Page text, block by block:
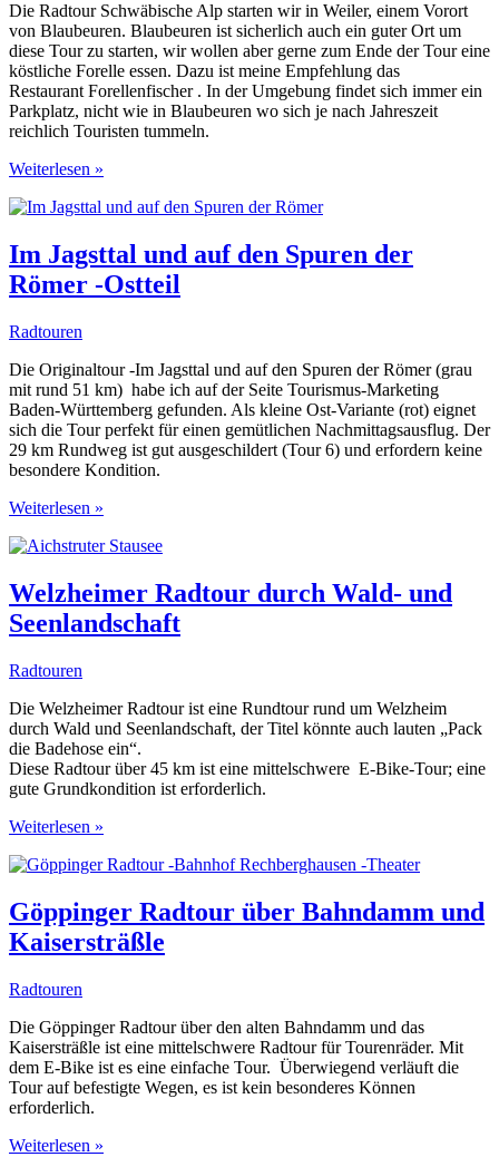
Die Radtour Schwäbische Alp starten wir in Weiler, einem Vorort
von Blaubeuren. Blaubeuren ist sicherlich auch ein guter Ort um
diese Tour zu starten, wir wollen aber gerne zum Ende der Tour eine
köstliche Forelle essen. Dazu ist meine Empfehlung das
Restaurant Forellenfischer . In der Umgebung findet sich immer ein
Parkplatz, nicht wie in Blaubeuren wo sich je nach Jahreszeit
reichlich Touristen tummeln.
Radtour
Alp
Blaubeuren
und
Mehrstetten
Weiterlesen »
Im Jagsttal und auf den Spuren der
Römer -Ostteil
Radtouren
Die Originaltour -Im Jagsttal und auf den Spuren der Römer (grau
mit rund 51 km) habe ich auf der Seite Tourismus-Marketing
Baden-Württemberg gefunden. Als kleine Ost-Variante (rot) eignet
sich die Tour perfekt für einen gemütlichen Nachmittagsausflug. Der
29 km Rundweg ist gut ausgeschildert (Tour 6) und erfordern keine
besondere Kondition.
Im
und
den
Spuren
der
-
Weiterlesen »
Welzheimer Radtour durch Wald- und
Seenlandschaft
Radtouren
Die Welzheimer Radtour ist eine Rundtour rund um Welzheim
durch Wald und Seenlandschaft, der Titel könnte auch lauten „Pack
die Badehose ein“.
Diese Radtour über 45 km ist eine mittelschwere E-Bike-Tour; eine
gute Grundkondition ist erforderlich.
Welzheimer
durch
und
Seenlandschaft
Weiterlesen »
Göppinger Radtour über Bahndamm und
Kaisersträßle
Radtouren
Die Göppinger Radtour über den alten Bahndamm und das
Kaisersträßle ist eine mittelschwere Radtour für Tourenräder. Mit
dem E-Bike ist es eine einfache Tour. Überwiegend verläuft die
Tour auf befestigte Wegen, es ist kein besonderes Können
erforderlich.
Göppinger
Weiterlesen »